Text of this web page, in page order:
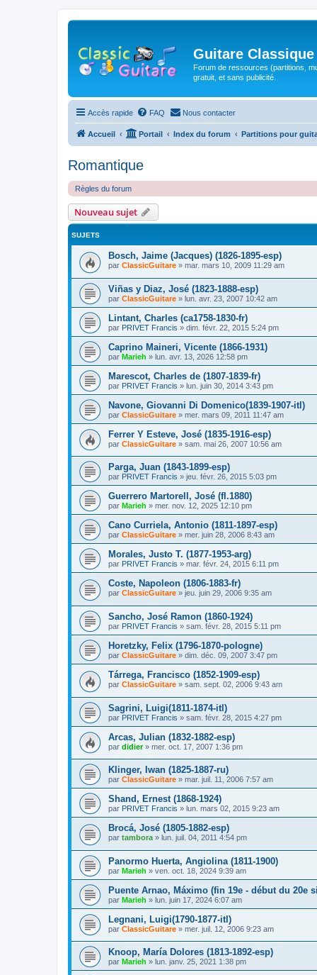
Guitare Classique
Forum de ressources (partitions,
gratuit, et sans publicité.
Accès rapide FAQ Nous contacter
Accueil Portail Index du forum Partitions pour
Romantique
Règles du forum
Nouveau sujet
SUJETS
Bosch, Jaime (Jacques) (1826-1895-esp)
par ClassicGuitare » mar. mars 10, 2009 11:29 am
Viñas y Diaz, José (1823-1888-esp)
par ClassicGuitare » lun. avr. 23, 2007 10:42 am
Lintant, Charles (ca1758-1830-fr)
par PRIVET Francis » dim. févr. 22, 2015 5:24 pm
Caprino Maineri, Vicente (1866-1931)
par Marieh » lun. avr. 13, 2026 12:58 pm
Marescot, Charles de (1807-1839-fr)
par PRIVET Francis » lun. juin 30, 2014 3:43 pm
Navone, Giovanni Di Domenico(1839-1907-itl)
par ClassicGuitare » mer. mars 09, 2011 11:47 am
Ferrer Y Esteve, José (1835-1916-esp)
par ClassicGuitare » sam. mai 26, 2007 10:56 am
Parga, Juan (1843-1899-esp)
par PRIVET Francis » jeu. févr. 26, 2015 5:03 pm
Guerrero Martorell, José (fl.1880)
par Marieh » mer. nov. 12, 2025 12:10 pm
Cano Curriela, Antonio (1811-1897-esp)
par ClassicGuitare » mer. juin 28, 2006 8:43 am
Morales, Justo T. (1877-1953-arg)
par PRIVET Francis » mar. févr. 24, 2015 6:11 pm
Coste, Napoleon (1806-1883-fr)
par ClassicGuitare » jeu. juin 29, 2006 9:35 am
Sancho, José Ramon (1860-1924)
par PRIVET Francis » sam. févr. 28, 2015 5:11 pm
Horetzky, Felix (1796-1870-pologne)
par ClassicGuitare » dim. déc. 09, 2007 3:47 pm
Tárrega, Francisco (1852-1909-esp)
par ClassicGuitare » sam. sept. 02, 2006 9:43 am
Sagrini, Luigi(1811-1874-itl)
par PRIVET Francis » sam. févr. 28, 2015 4:27 pm
Arcas, Julian (1832-1882-esp)
par didier» mer. oct. 17, 2007 1:36 pm
Klinger, Iwan (1825-1887-ru)
par ClassicGuitare » mar. juil. 11, 2006 7:57 am
Shand, Ernest (1868-1924)
par PRIVET Francis » lun. mars 02, 2015 9:23 am
Brocá, José (1805-1882-esp)
par tambora » lun. juil. 04, 2011 4:54 pm
Panormo Huerta, Angiolina (1811-1900)
par Marieh » ven. oct. 18, 2024 9:39 am
Puente Arnao, Máximo (fin 19e - début du 20e
par Marieh » lun. juin 17, 2024 6:07 am
Legnani, Luigi(1790-1877-itl)
par ClassicGuitare » mer. juil. 12, 2006 9:23 am
Knoop, María Dolores (1813-1892-esp)
par Marieh » lun. janv. 25, 2021 1:38 pm